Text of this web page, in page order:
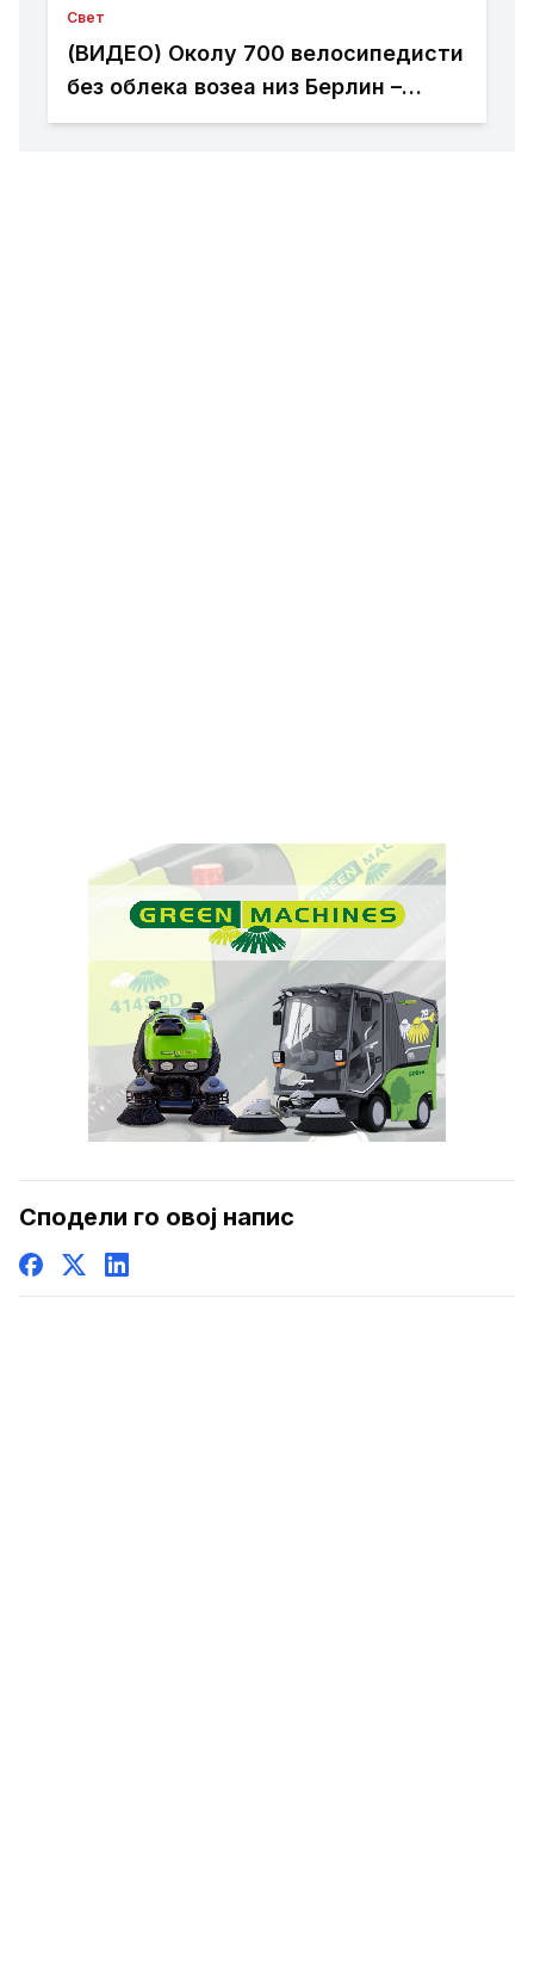
Свет
(ВИДЕО) Околу 700 велосипедисти
без облека возеа низ Берлин –
пораки за слобода на телото,
Сподели го овој напис